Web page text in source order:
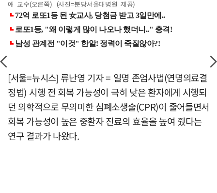
애 교수(오른쪽). (사진=분당서울대병원 제공)
[서울=뉴시스] 류난영 기자 = 일명 존엄사법(연명의료결
정법) 시행 전 회복 가능성이 극히 낮은 환자에게 시행되
던 의학적으로 무의미한 심폐소생술(CPR)이 줄어들면서
회복 가능성이 높은 중환자 진료의 효율을 높여 줬다는
연구 결과가 나왔다.